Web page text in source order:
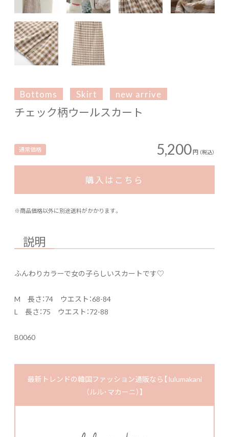
Bottoms Skirt new arrive
チェック柄ウールスカート
通常価格 5,200円 （税込）
購入はこちら
※商品価格以外に別途送料がかかります。
説明
ふんわりカラーで女の子らしいスカートです♡
M 長さ：74 ウエスト：68-84
L 長さ：75 ウエスト：72-88
B0060
最新トレンドの韓国ファッション通販なら【 lulumakani
（ルル･マカーニ）】